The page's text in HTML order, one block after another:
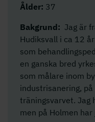
Ålder: 37
Bakgrund: Jag är
Hudiksvall i ca 12
som
en ganska bred
som målare inom
industrisanering,
träningsvarvet. Jag
men på Holmen